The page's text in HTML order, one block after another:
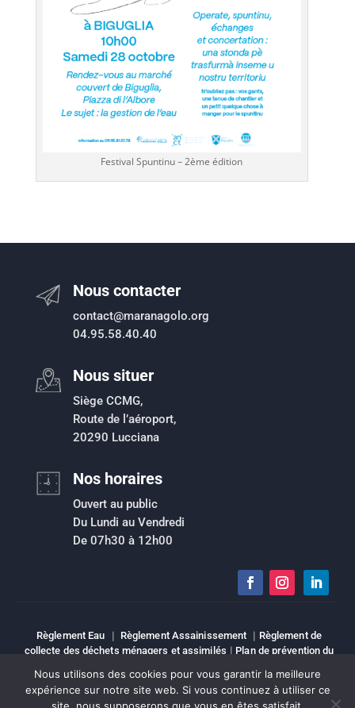
Festival Spuntinu – 2ème édition
Nous contacter
contact@maranagolo.org
04.95.58.40.40
Nous situer
Siège CCMG,
Route de l’aéroport,
20290 Lucciana
Nos horaires
Ouvert au public
Du Lundi au Vendredi
De 07h30 à 12h00
Règlement Eau | Règlement Assainissement | Règlement de
collecte des déchets ménagers et assimilés | Plan de prévention du
Sitemap
Copyright © Tous droits réservés | CCMG
Nous utilisons des cookies pour vous garantir la meilleure
expérience sur notre site web. Si vous continuez à utiliser ce